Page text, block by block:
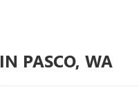
IN PASCO, WA